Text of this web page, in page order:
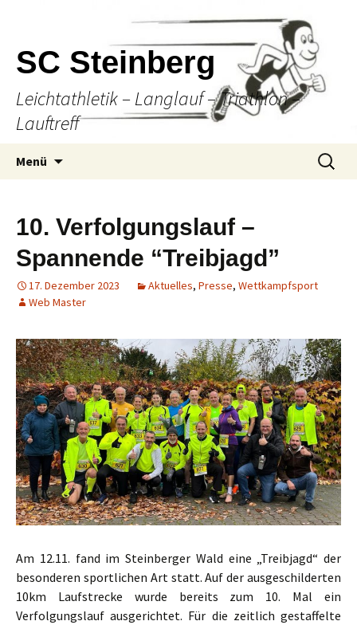
SC Steinberg
Leichtathletik – Langlauf – Triathlon –
Lauftreff
Menü
Suche
nach:
10. Verfolgungslauf –
Spannende “Treibjagd”
17. Dezember 2023 Aktuelles, Presse, Wettkampfsport
Web Master
Am 12.11. fand im Steinberger Wald eine „Treibjagd“ der
besonderen sportlichen Art statt. Auf der ausgeschilderten
10km Laufstrecke wurde bereits zum 10. Mal ein
Verfolgungslauf ausgerichtet. Für die zeitlich gestaffelte